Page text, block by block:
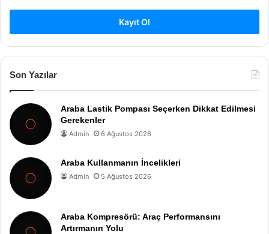
Kayıt Ol
Son Yazılar
Araba Lastik Pompası Seçerken Dikkat Edilmesi
Gerekenler
Admin 6 Ağustos 2026
Araba Kullanmanın İncelikleri
Admin 5 Ağustos 2026
Araba Kompresörü: Araç Performansını
Artırmanın Yolu